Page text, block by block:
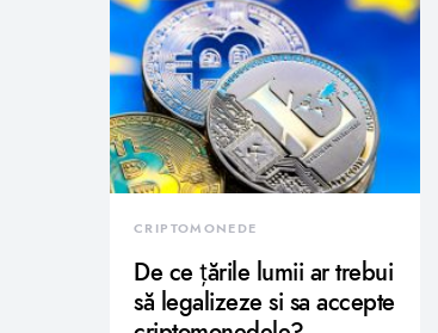
CRIPTOMONEDE
De ce țările lumii ar trebui
să legalizeze si sa accepte